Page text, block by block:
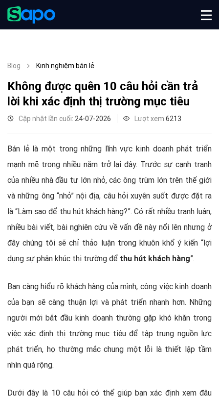
Blog Kinh nghiệm bán lẻ
Không được quên 10 câu hỏi cần trả
lời khi xác định thị trường mục tiêu
Cập nhật lần cuối: 24-07-2026 Lượt xem 6213
Bán lẻ là một trong những lĩnh vực kinh doanh phát triển
mạnh mẽ trong nhiều năm trở lại đây. Trước sự cạnh tranh
của nhiều nhà đầu tư lớn nhỏ, các ông trùm lớn trên thế giới
và những ông “nhỏ” nội địa, câu hỏi xuyên suốt được đặt ra
là “Làm sao để thu hút khách hàng?”. Có rất nhiều tranh luận,
nhiều bài viết, bài nghiên cứu về vấn đề này nổi lên nhưng ở
đây chúng tôi sẽ chỉ thảo luận trong khuôn khổ ý kiến “lợi
dụng sự phân khúc thị trường để thu hút khách hàng”.
Bạn càng hiểu rõ khách hàng của mình, công việc kinh doanh
của bạn sẽ càng thuận lợi và phát triển nhanh hơn. Những
người mới bắt đầu kinh doanh thường gặp khó khăn trong
việc xác định thị trường mục tiêu để tập trung nguồn lực
phát triển, họ thường mắc chung một lỗi là thiết lập tầm
nhìn quá rộng.
Dưới đây là 10 câu hỏi có thể giúp bạn xác định xem đâu